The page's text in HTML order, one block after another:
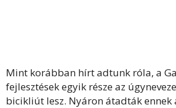
Mint korábban hírt adtunk róla, a
fejlesztések egyik része az
bicikliút lesz. Nyáron átadták ennek